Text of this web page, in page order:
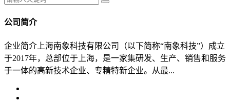
公司简介
企业简介上海南象科技有限公司（以下简称“南象科技”）成立
于2017年，总部位于上海，是一家集研发、生产、销售和服务
于一体的高新技术企业、专精特新企业。从最...